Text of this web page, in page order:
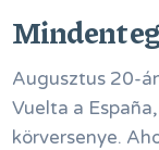
Mindent
Augusztus 20-
Vuelta a
körversenye.